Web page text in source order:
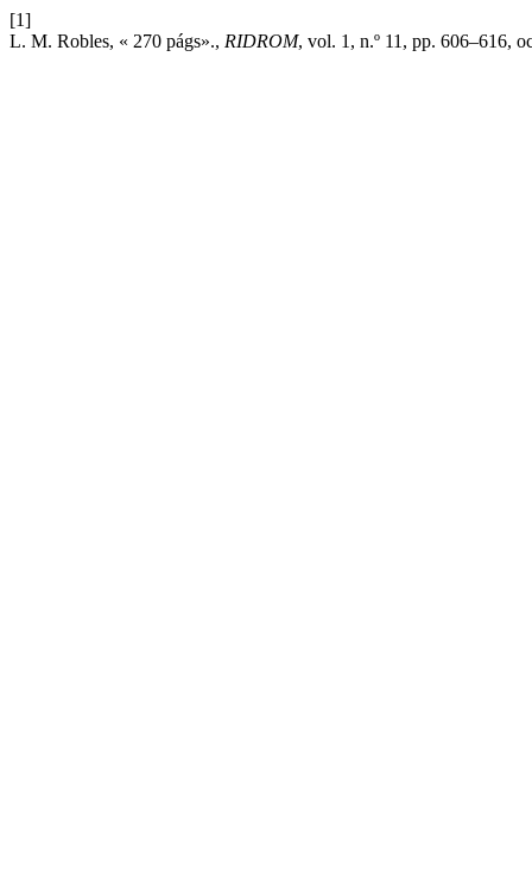
[1]
L. M. Robles, « 270 págs»., RIDROM, vol. 1, n.º 11, pp. 606–616,